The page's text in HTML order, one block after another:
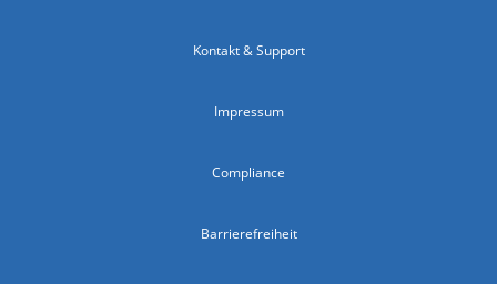
Kontakt & Support
Impressum
Compliance
Barrierefreiheit